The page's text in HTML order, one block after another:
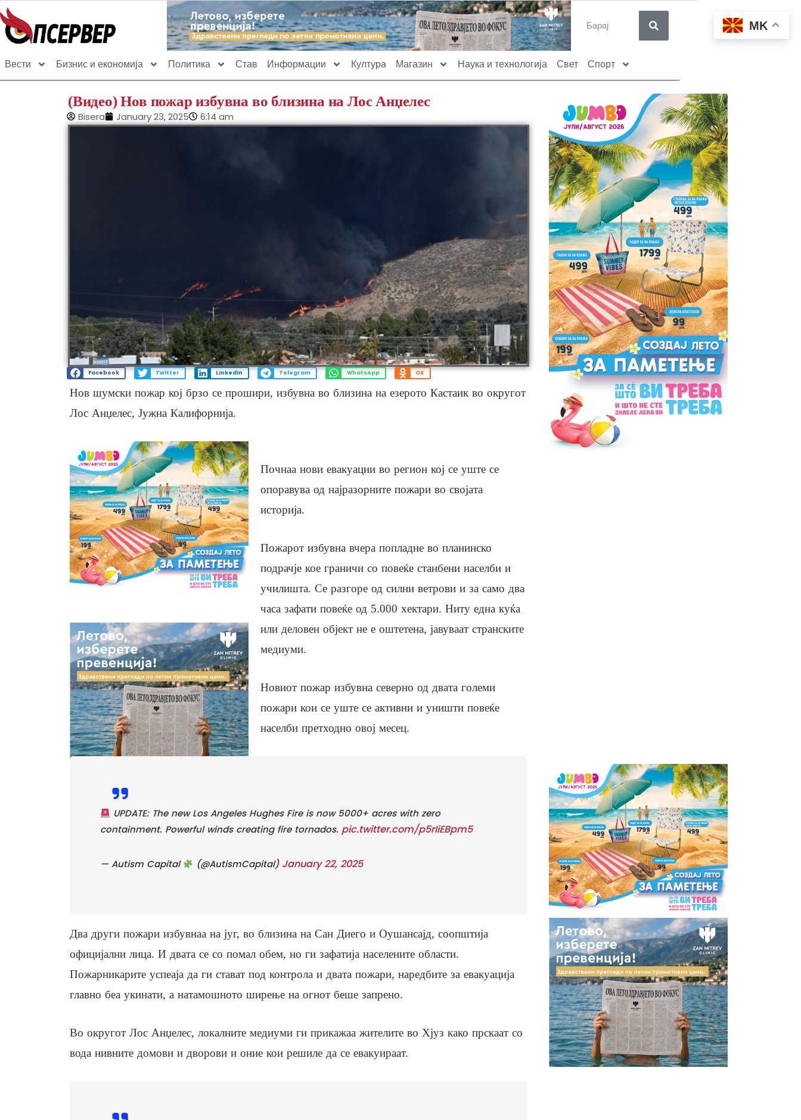
Вести Бизнис и економија Политика Став Информации Култура Магазин Наука и технологија Свет Спорт
(Видео) Нов пожар избувна во близина на Лос Анџелес
Bisera January 23, 2025 6:14 am
Facebook Twitter LinkedIn Telegram WhatsApp OK
Нов шумски пожар кој брзо се прошири, избувна во близина на езерото Кастаик во округот
Лос Анџелес, Јужна Калифорнија.
Почнаа нови евакуации во регион кој се уште се
опоравува од најразорните пожари во својата
историја.
Пожарот избувна вчера попладне во планинско
подрачје кое граничи со повеќе станбени населби и
училишта. Се разгоре од силни ветрови и за само два
часа зафати повеќе од 5.000 хектари. Ниту една куќа
или деловен објект не е оштетена, јавуваат странските
медиуми.
Новиот пожар избувна северно од двата големи
пожари кои се уште се активни и уништи повеќе
населби претходно овој месец.
UPDATE: The new Los Angeles Hughes Fire is now 5000+ acres with zero
containment. Powerful winds creating fire tornados. pic.twitter.com/p5rIiEBpm5
— Autism Capital (@AutismCapital) January 22, 2025
Два други пожари избувнаа на југ, во близина на Сан Диего и Оушансајд, соопштија
официјални лица. И двата се со помал обем, но ги зафатија населените области.
Пожарникарите успеаја да ги стават под контрола и двата пожари, наредбите за евакуација
главно беа укинати, а натамошното ширење на огнот беше запрено.
Во округот Лос Анџелес, локалните медиуми ги прикажаа жителите во Хјуз како прскаат со
вода нивните домови и дворови и оние кои решиле да се евакуираат.
MK